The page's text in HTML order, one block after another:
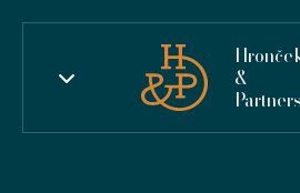
&
Partners